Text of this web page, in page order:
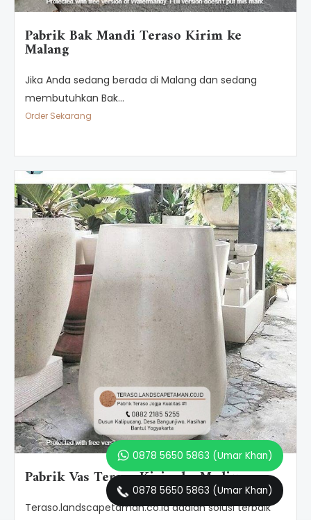
Pabrik Bak Mandi Teraso Kirim ke
Malang
Jika Anda sedang berada di Malang dan sedang
membutuhkan Bak...
Order Sekarang
Pabrik Vas Teraso Kirim ke Madiun
Teraso.landscapetaman.co.id adalah solusi terbaik
0878 5650 5863 (Umar Khan)
0878 5650 5863 (Umar Khan)